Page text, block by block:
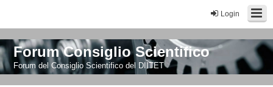
Login
Forum Consiglio Scientifico
Forum del Consiglio Scientifico del DIITET